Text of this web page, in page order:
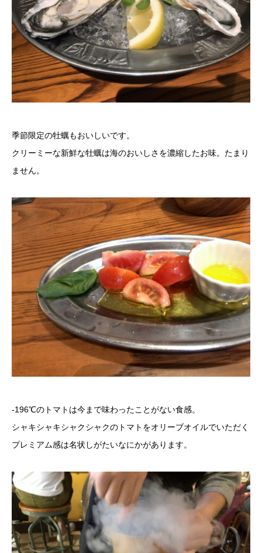
季節限定の牡蠣もおいしいです。
クリーミーな新鮮な牡蠣は海のおいしさを濃縮したお味。たまり
ません。
-196℃のトマトは今まで味わったことがない食感。
シャキシャキシャクシャクのトマトをオリーブオイルでいただく
プレミアム感は名状しがたいなにかがあります。